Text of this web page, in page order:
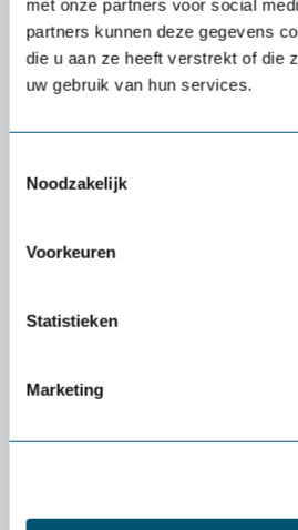
met onze partners voor social
partners kunnen deze gegevens
die u aan ze heeft verstrekt of die
uw gebruik van hun services.
Noodzakelijk
Voorkeuren
Statistieken
Marketing
Beste ergonomische
rugklachten!
rugklachten. Lees waar je op moet
4 maart 2025 door